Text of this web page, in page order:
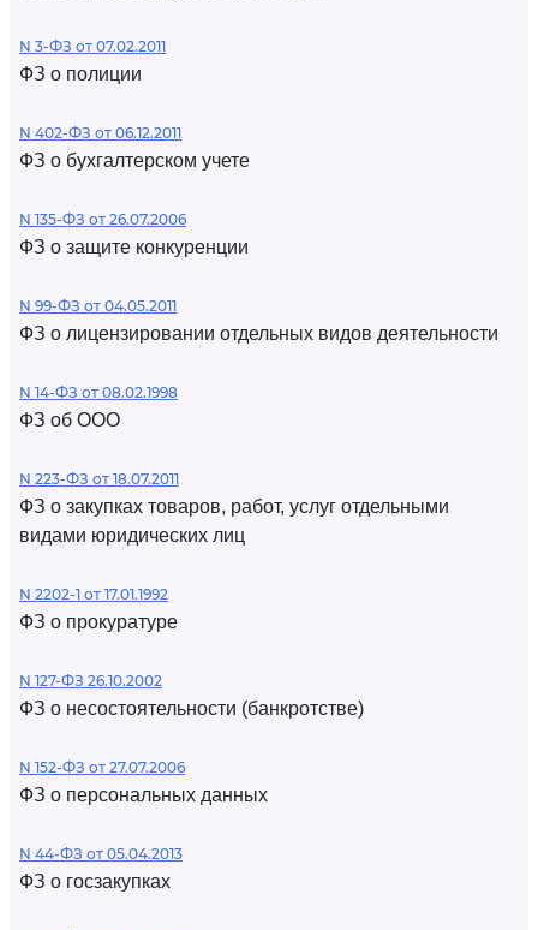
N 3-ФЗ от 07.02.2011
ФЗ о полиции
N 402-ФЗ от 06.12.2011
ФЗ о бухгалтерском учете
N 135-ФЗ от 26.07.2006
ФЗ о защите конкуренции
N 99-ФЗ от 04.05.2011
ФЗ о лицензировании отдельных видов деятельности
N 14-ФЗ от 08.02.1998
ФЗ об ООО
N 223-ФЗ от 18.07.2011
ФЗ о закупках товаров, работ, услуг отдельными
видами юридических лиц
N 2202-1 от 17.01.1992
ФЗ о прокуратуре
N 127-ФЗ 26.10.2002
ФЗ о несостоятельности (банкротстве)
N 152-ФЗ от 27.07.2006
ФЗ о персональных данных
N 44-ФЗ от 05.04.2013
ФЗ о госзакупках